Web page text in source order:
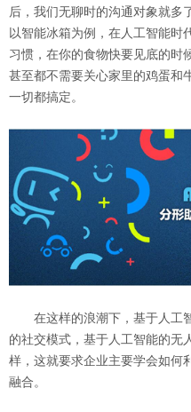
后，我们无聊时的沟通对象就多
以智能冰箱为例，在人工智能时
习惯，在你的食物快要见底的时
甚至都不需要关心家里的鸡蛋和
一切都搞定。
在这样的浪潮下，基于人工
的社交模式，基于 人工智能的无
样，这就要求企业主要学会如何
融合。